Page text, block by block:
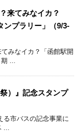
来てみなイカ？
ンプラリー」（9/3-
みなイカ？「函館駅開
...
）』記念スタンプ
る市バスの記念事業に